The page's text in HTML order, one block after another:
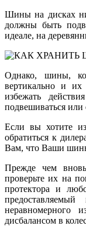
Шины на дисках
должны быть
идеале, на
Однако, шины,
вертикально и их
избежать
подвешиваться или
Если вы хотите
обратиться к
Вам, что Ваши шины
Прежде чем
проверьте их на
протектора и
неравномерного
дисбалансом в